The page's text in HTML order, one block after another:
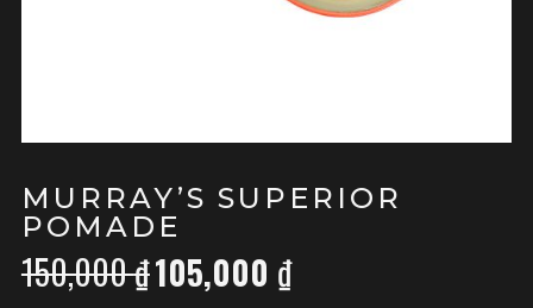
MURRAY’S SUPERIOR
POMADE
150,000₫ Giá
105,000 ₫Giá